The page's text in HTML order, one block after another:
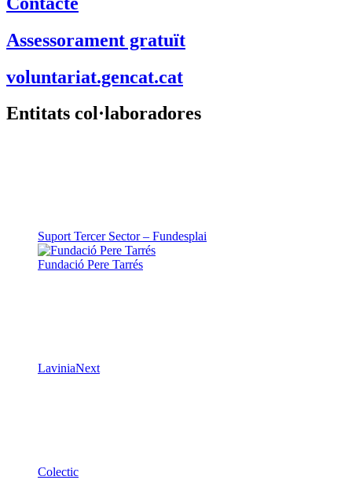
Assessorament gratuït
voluntariat.gencat.cat
Entitats col·laboradores
Suport Tercer Sector – Fundesplai
Fundació Pere Tarrés
LaviniaNext
Colectic